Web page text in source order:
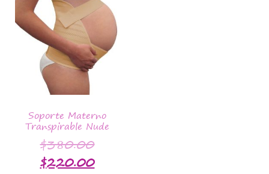
Soporte Materno
Transpirable Nude
$380.00
$220.00